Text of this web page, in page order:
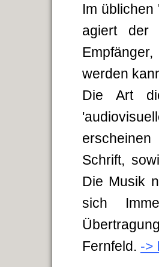
Im üblichen
agiert der
werden
Die Art
Schrift,
Die Musik
sich
Fernfeld. ->